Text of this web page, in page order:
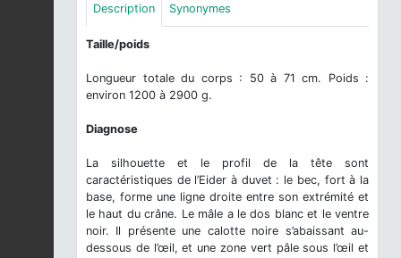
Description Synonymes
Taille/poids
Longueur totale du corps : 50 à 71 cm. Poids :
environ 1200 à 2900 g.
Diagnose
La silhouette et le profil de la tête sont
caractéristiques de l’Eider à duvet : le bec, fort à la
base, forme une ligne droite entre son extrémité et
le haut du crâne. Le mâle a le dos blanc et le ventre
noir. Il présente une calotte noire s’abaissant au-
dessous de l’œil, et une zone vert pâle sous l’œil et